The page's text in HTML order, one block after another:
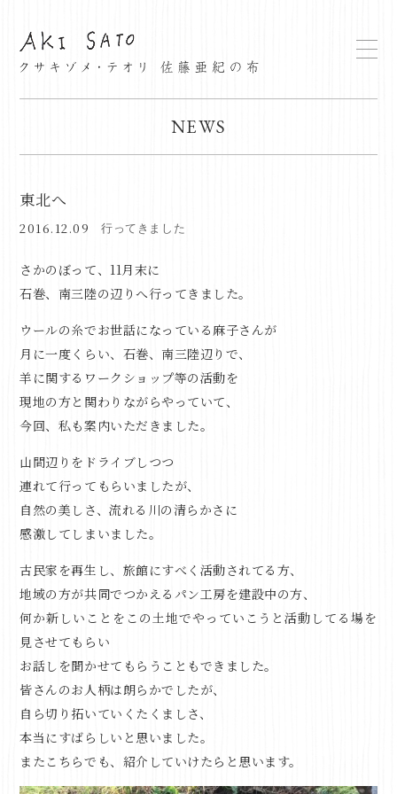
NEWS
東北へ
2016.12.09 行ってきました
さかのぼって、11月末に
石巻、南三陸の辺りへ行ってきました。
ウールの糸でお世話になっている 麻子さんが
月に一度くらい、石巻、南三陸辺りで、
羊に関するワークショップ等の活動を
現地の方と関わりながらやっていて、
今回、私も案内いただきました。
山間辺りをドライブしつつ
連れて行ってもらいましたが、
自然の美しさ、流れる川の清らかさに
感激してしまいました。
古民家を再生し、旅館にすべく活動されてる方、
地域の方が共同でつかえるパン工房を建設中の方、
何か新しいことをこの土地でやっていこうと活動してる場を
見させてもらい
お話しを聞かせてもらうこともできました。
皆さんのお人柄は朗らかでしたが、
自ら切り拓いていくたくましさ、
本当にすばらしいと思いました。
またこちらでも、紹介していけたらと思います。